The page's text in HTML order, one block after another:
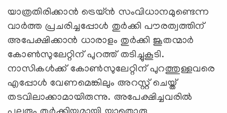
യാത്രതിരിക്കാൻ ട്രെയ്ൻ സംവിധാനമുണ്ടെന്ന
വാർത്ത പ്രചരിച്ചപ്പോൾ തുർക്കി പൗരത്വത്തിന്
അപേക്ഷിക്കാൻ ധാരാളം തുർക്കി ജൂതന്മാർ
കോൺസുലേറ്റിന് പുറത്ത് തടിച്ചുകൂടി.
നാസികൾക്ക് കോൺസുലേറ്റിന് പുറത്തുള്ളവരെ
എപ്പോൾ വേണമെങ്കിലും അറസ്റ്റ് ചെയ്ത്
തടവിലാക്കാമായിരുന്നു. അപേക്ഷിച്ചവരിൽ